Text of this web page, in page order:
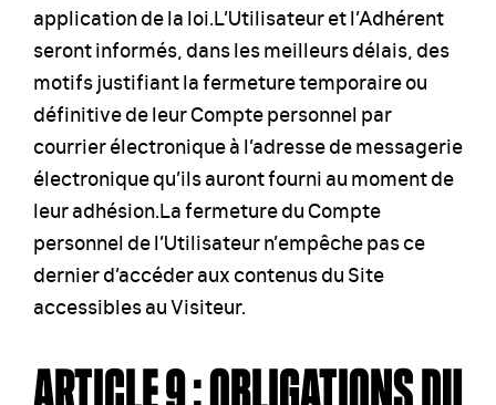
application de la loi.L’Utilisateur et l’Adhérent
seront informés, dans les meilleurs délais, des
motifs justifiant la fermeture temporaire ou
définitive de leur Compte personnel par
courrier électronique à l’adresse de messagerie
électronique qu’ils auront fourni au moment de
leur adhésion.La fermeture du Compte
personnel de l’Utilisateur n’empêche pas ce
dernier d’accéder aux contenus du Site
accessibles au Visiteur.
ARTICLE 9 : OBLIGATIONS DU